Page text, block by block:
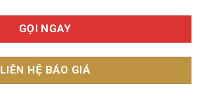
GỌI NGAY
LIÊN HỆ BÁO GIÁ